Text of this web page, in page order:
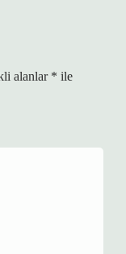
alanlar * ile